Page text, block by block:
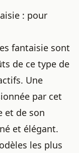
: pour
fantaisie sont
de ce type de
Une
par cet
et de son
et élégant.
les plus